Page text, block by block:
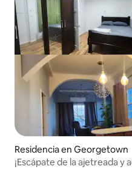
Residencia en Georgetown
¡Escápate de la ajetreada